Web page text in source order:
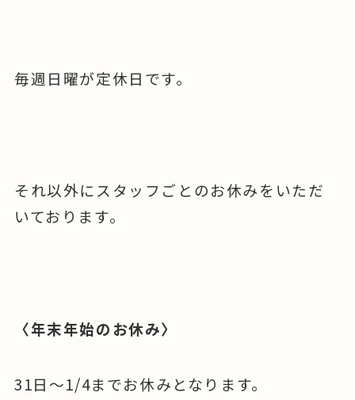
毎週日曜が定休日です。
それ以外にスタッフごとのお休みをいただ
いております。
〈年末年始のお休み〉
31日〜1/4までお休みとなります。